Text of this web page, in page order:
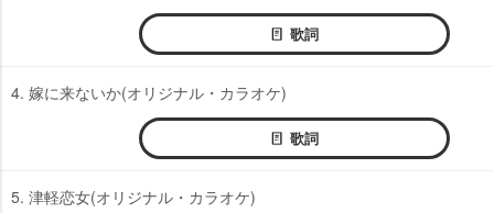
歌詞
4. 嫁に来ないか(オリジナル・カラオケ)
歌詞
5. 津軽恋女(オリジナル・カラオケ)